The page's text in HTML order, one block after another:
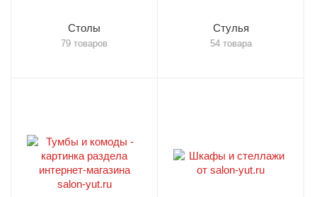
Столы
79 товаров
Стулья
54 товара